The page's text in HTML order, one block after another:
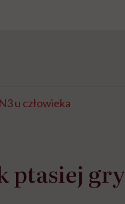
u człowieka
ptasiej